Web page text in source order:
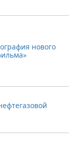
нового